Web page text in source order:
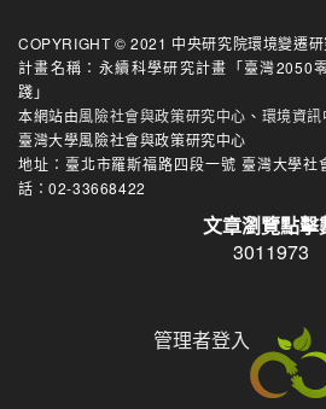
COPYRIGHT © 2021 中央研究院環境變遷研
計畫名稱：永續科學研究計畫「臺灣2050
踐」
本網站由風險社會與政策研究中心 、 環境資
臺灣大學風險社會與政策研究中心
地址：臺北市羅斯福路四段一號 臺灣大學
話：02-33668422
文章瀏覽點擊
3011973
管理者登入